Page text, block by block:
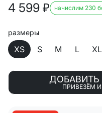
4 599 ₽ начислим 230
размеры
XS S M L XL
ДОБАВИТЬ
ПРИВЕЗЁМ